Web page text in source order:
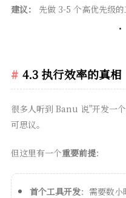
建议： 先做 3-5 个高优先级的
4.3 执行效率的真相
很多人听到 Banu 说"开发一
可思议。
但这里有一个重要前提：
首个工具开发：需要数小